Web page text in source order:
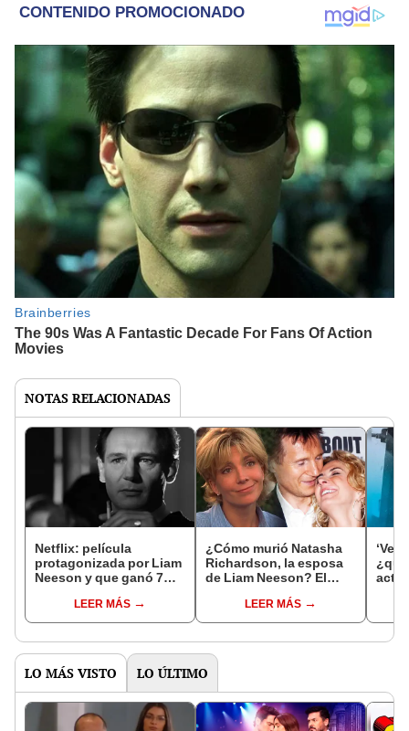
NOTAS RELACIONADAS
Netflix: película
protagonizada por Liam
Neeson y que ganó 7
la plataforma
LEER MÁS
¿Cómo murió Natasha
Richardson, la esposa
de Liam Neeson? El
accidenteLEER MÁS
LO MÁS VISTO LO ÚLTIMO